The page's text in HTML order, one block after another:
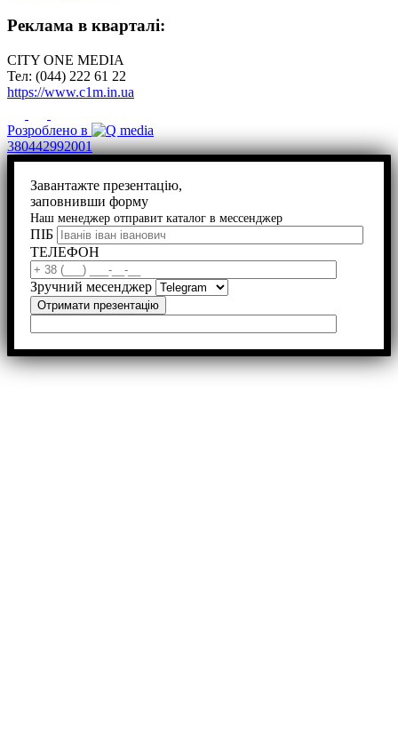
Реклама в кварталі:
CITY ONE MEDIA
Тел: (044) 222 61 22
https://www.c1m.in.ua
Розроблено в
380442992001
Завантажте презентацію,
заповнивши форму
Наш менеджер отправит каталог в мессенджер
ПІБ
ТЕЛЕФОН
Зручний месенджер